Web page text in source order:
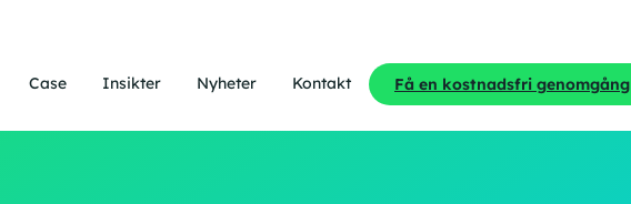
Case Insikter Nyheter Kontakt Få en kostnadsfri genomgång